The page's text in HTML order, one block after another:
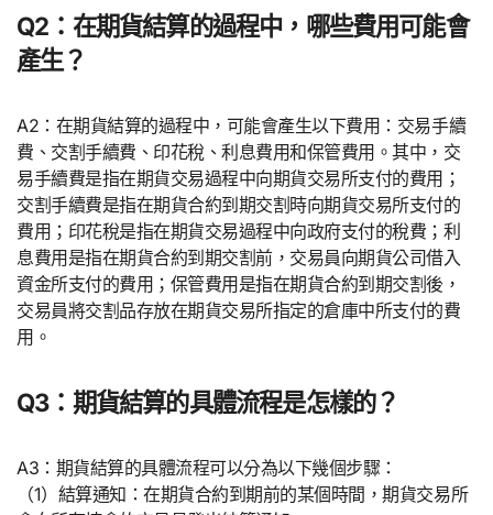
Q2：在期貨結算的過程中，哪些費用可能會
產生？
A2：在期貨結算的過程中，可能會產生以下費用：交易手續
費、交割手續費、印花稅、利息費用和保管費用。其中，交
易手續費是指在期貨交易過程中向期貨交易所支付的費用；
交割手續費是指在期貨合約到期交割時向期貨交易所支付的
費用；印花稅是指在期貨交易過程中向政府支付的稅費；利
息費用是指在期貨合約到期交割前，交易員向期貨公司借入
資金所支付的費用；保管費用是指在期貨合約到期交割後，
交易員將交割品存放在期貨交易所指定的倉庫中所支付的費
用。
Q3：期貨結算的具體流程是怎樣的？
A3：期貨結算的具體流程可以分為以下幾個步驟：
（1）結算通知：在期貨合約到期前的某個時間，期貨交易所